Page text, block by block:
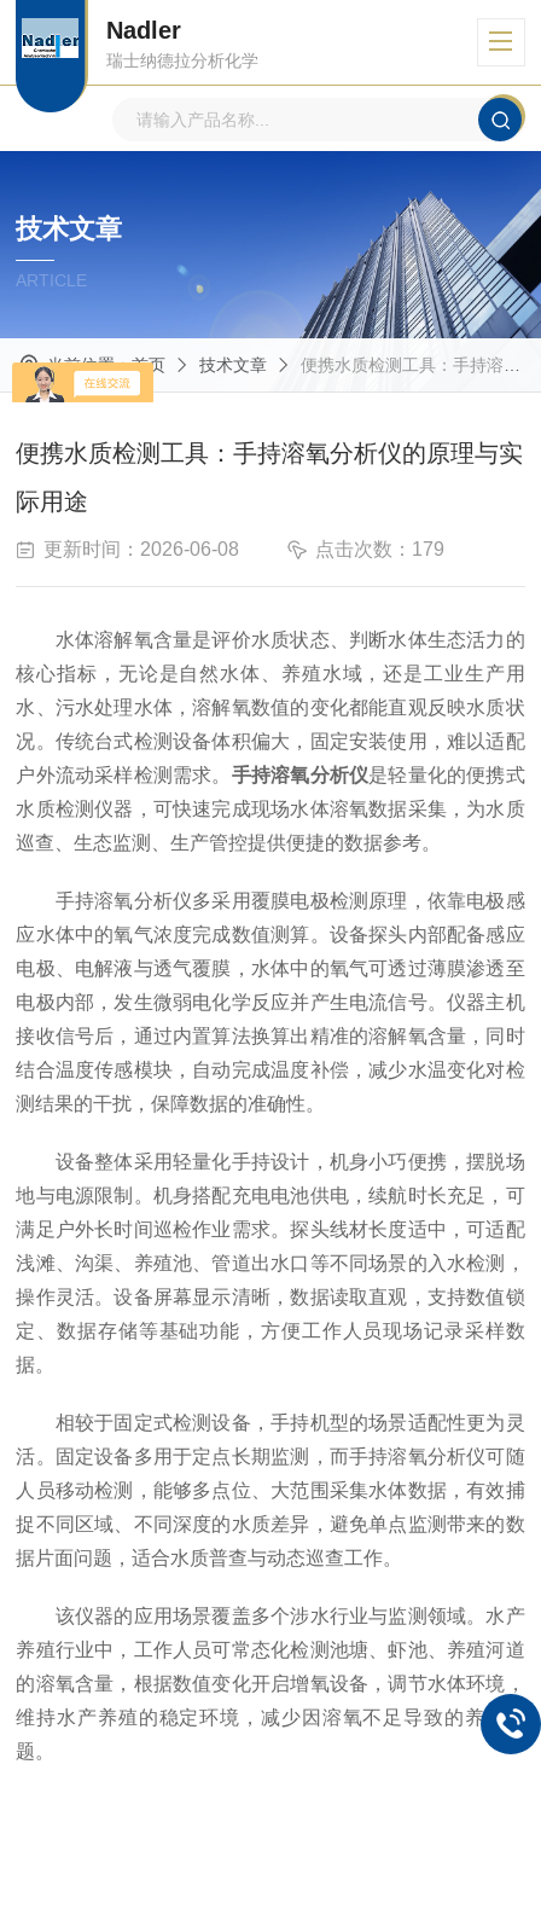
Nadler
瑞士纳德拉分析化学
技术文章
ARTICLE
当前位置：首页 技术文章 便携水质检测工具：手持溶氧分析仪的原理与实际用途
便携水质检测工具：手持溶氧分析仪的原理与实
际用途
更新时间：2026-06-08 点击次数：179
水体溶解氧含量是评价水质状态、判断水体生态活力的
核心指标，无论是自然水体、养殖水域，还是工业生产用
水、污水处理水体，溶解氧数值的变化都能直观反映水质状
况。传统台式检测设备体积偏大，固定安装使用，难以适配
户外流动采样检测需求。 手持溶氧分析仪是轻量化的便携式
水质检测仪器，可快速完成现场水体溶氧数据采集，为水质
巡查、生态监测、生产管控提供便捷的数据参考。
手持溶氧分析仪多采用覆膜电极检测原理，依靠电极感
应水体中的氧气浓度完成数值测算。设备探头内部配备感应
电极、电解液与透气覆膜，水体中的氧气可透过薄膜渗透至
电极内部，发生微弱电化学反应并产生电流信号。仪器主机
接收信号后，通过内置算法换算出精准的溶解氧含量，同时
结合温度传感模块，自动完成温度补偿，减少水温变化对检
测结果的干扰，保障数据的准确性。
设备整体采用轻量化手持设计，机身小巧便携，摆脱场
地与电源限制。机身搭配充电电池供电，续航时长充足，可
满足户外长时间巡检作业需求。探头线材长度适中，可适配
浅滩、沟渠、养殖池、管道出水口等不同场景的入水检测，
操作灵活。设备屏幕显示清晰，数据读取直观，支持数值锁
定、数据存储等基础功能，方便工作人员现场记录采样数
据。
相较于固定式检测设备，手持机型的场景适配性更为灵
活。固定设备多用于定点长期监测，而手持溶氧分析仪可随
人员移动检测，能够多点位、大范围采集水体数据，有效捕
捉不同区域、不同深度的水质差异，避免单点监测带来的数
据片面问题，适合水质普查与动态巡查工作。
该仪器的应用场景覆盖多个涉水行业与监测领域。水产
养殖行业中，工作人员可常态化检测池塘、虾池、养殖河道
的溶氧含量，根据数值变化开启增氧设备，调节水体环境，
维持水产养殖的稳定环境，减少因溶氧不足导致的养殖问
题。